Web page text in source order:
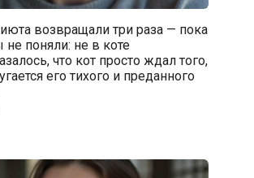
возвращали три раза — пока
не поняли: не в коте
что кот просто ждал того,
его тихого и преданного